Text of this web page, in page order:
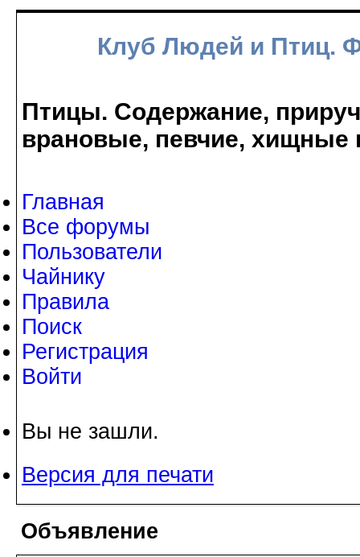
Клуб Людей и Птиц.
Птицы. Содержание,
врановые, певчие, хищные
Главная
Все форумы
Пользователи
Чайнику
Правила
Поиск
Регистрация
Войти
Вы не зашли.
Версия для печати
Объявление